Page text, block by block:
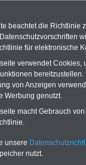
(Berlin muss bis
Auch beim Bund
mind. 3.000 und
Broschüre heraus
>>>
zur
für
Zehn
für den Öffentlichen
beachtet die Richtlinie
für elektronische
verwendet
von Anzeigen
Werbung genutzt.
macht Gebrauch
unsere
nutzt.